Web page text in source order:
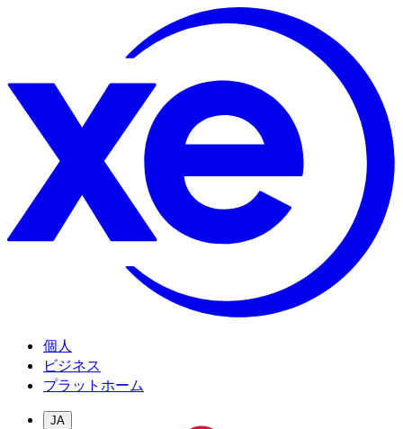
個人
ビジネス
プラットホーム
JA